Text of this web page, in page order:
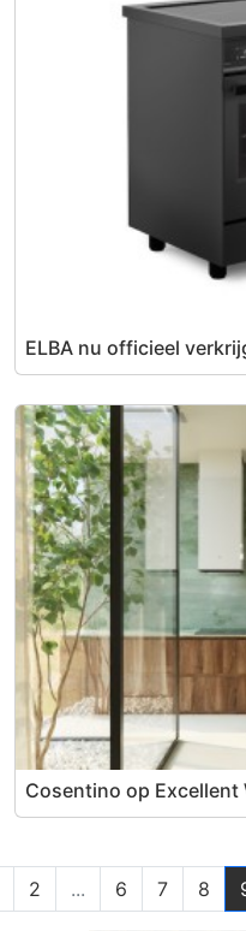
ELBA nu officieel
Cosentino op
2 ... 6 7 8